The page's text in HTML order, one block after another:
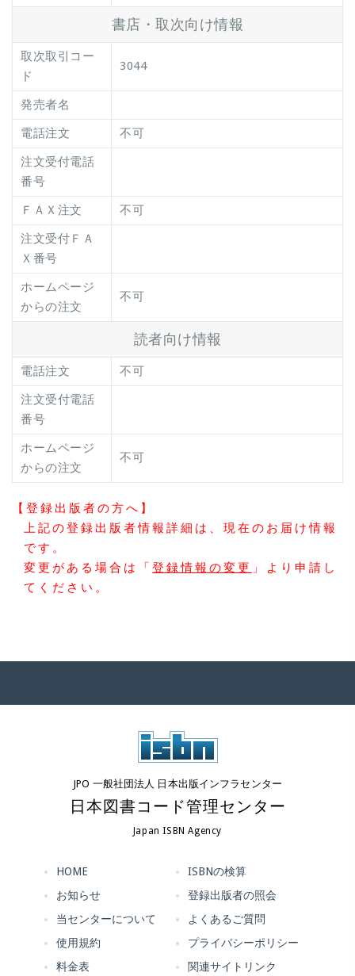
書店・取次向け情報
取次取引コー
ド
3044
発売者名
電話注文
不可
注文受付電話
番号
ＦＡＸ注文
不可
注文受付ＦＡ
Ｘ番号
ホームページ
からの注文
不可
読者向け情報
電話注文
不可
注文受付電話
番号
ホームページ
からの注文
不可
【登録出版者の方へ】
上記の登録出版者情報詳細は、現在のお届け情報
です。
変更がある場合は「 登録情報の変更 」より申請し
てください。
JPO 一般社団法人 日本出版インフラセンター
日本図書コード管理センター
Japan ISBN Agency
HOME
お知らせ
当センターについて
使用規約
料金表
ISBNの検算
登録出版者の照会
よくあるご質問
プライバシーポリシー
関連サイトリンク